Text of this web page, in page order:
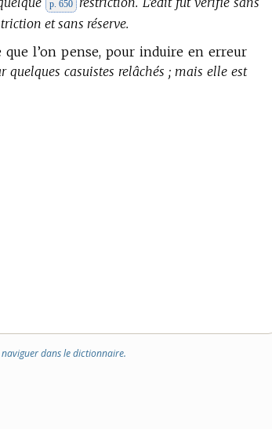
p. 650
et sans réserve.
que l’on pense, pour induire en erreur
casuistes relâchés ; mais elle est
dans le dictionnaire.